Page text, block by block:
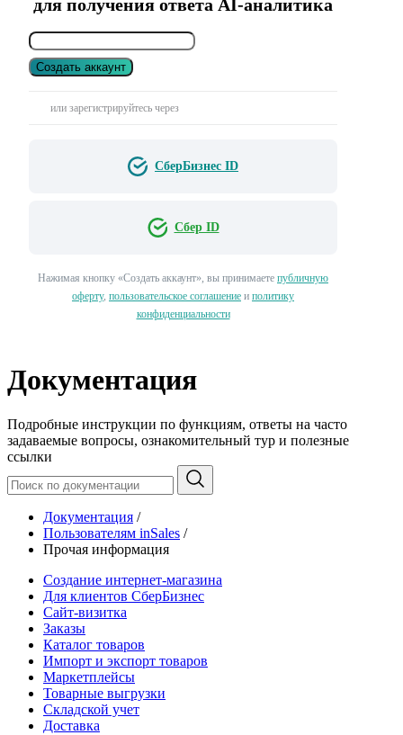
для получения ответа AI-аналитика
Создать аккаунт
или зарегистрируйтесь через
СберБизнес ID
Сбер ID
Нажимая кнопку «Создать аккаунт», вы принимаете публичную
оферту, пользовательское соглашение и политику
конфиденциальности
Документация
Подробные инструкции по функциям, ответы на часто
задаваемые вопросы, ознакомительный тур и полезные
ссылки
Документация /
Пользователям inSales /
Прочая информация
Создание интернет-магазина
Для клиентов СберБизнес
Сайт-визитка
Заказы
Каталог товаров
Импорт и экспорт товаров
Маркетплейсы
Товарные выгрузки
Складской учет
Доставка